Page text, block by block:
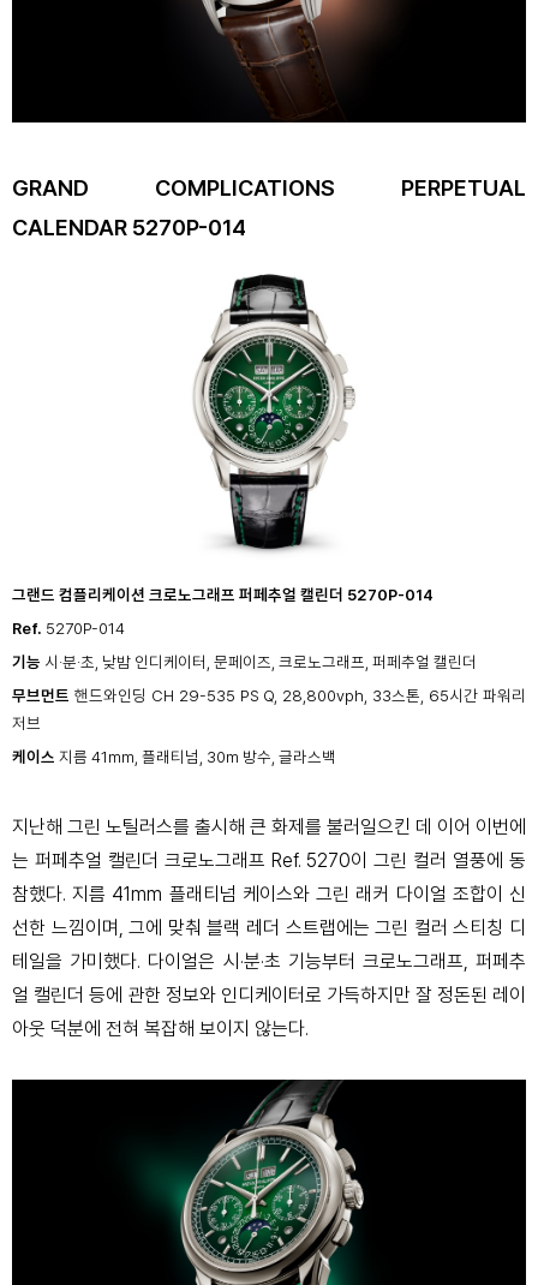
GRAND COMPLICATIONS PERPETUAL
CALENDAR 5270P-014
그랜드 컴플리케이션 크로노그래프 퍼페추얼 캘린더 5270P-014
Ref. 5270P-014
기능 시·분·초, 낮밤 인디케이터, 문페이즈, 크로노그래프, 퍼페추얼 캘린더
무브먼트 핸드와인딩 CH 29-535 PS Q, 28,800vph, 33스톤, 65시간파워리
저브
케이스 지름 41mm, 플래티넘, 30m 방수, 글라스백
지난해 그린 노틸러스를 출시해 큰 화제를 불러일으킨 데 이어 이번에
는 퍼페추얼 캘린더 크로노그래프 Ref. 5270이 그린 컬러 열풍에 동
참했다. 지름 41mm 플래티넘 케이스와 그린 래커 다이얼 조합이 신
선한 느낌이며, 그에 맞춰 블랙 레더 스트랩에는 그린 컬러 스티칭 디
테일을 가미했다. 다이얼은 시·분·초 기능부터 크로노그래프, 퍼페추
얼 캘린더 등에 관한 정보와 인디케이터로 가득하지만 잘 정돈된 레이
아웃 덕분에 전혀 복잡해 보이지 않는다.